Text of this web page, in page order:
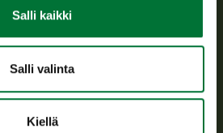
Salli kaikki
Salli valinta
Kiellä
ja huolehtii riistapolitiikan